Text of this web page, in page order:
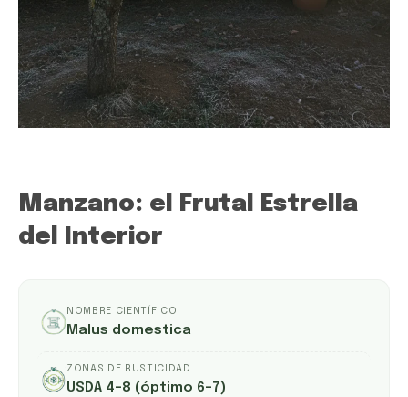
Manzano: el Frutal Estrella
del Interior
NOMBRE CIENTÍFICO
Malus domestica
ZONAS DE RUSTICIDAD
USDA 4–8 (óptimo 6–7)